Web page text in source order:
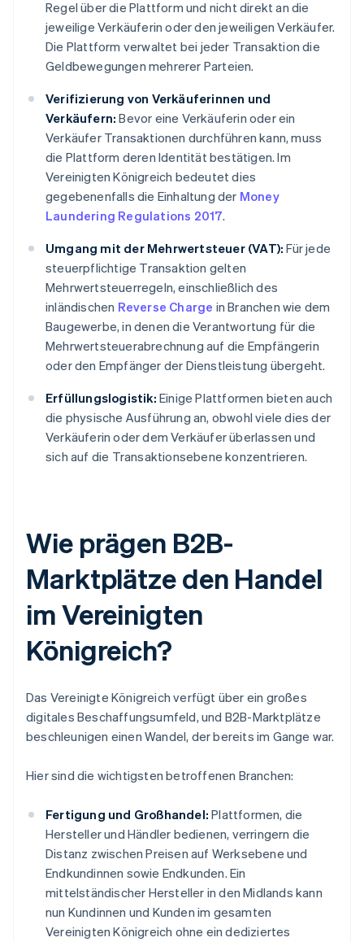
Regel über die Plattform und nicht direkt an die
jeweilige Verkäuferin oder den jeweiligen Verkäufer.
Die Plattform verwaltet bei jeder Transaktion die
Geldbewegungen mehrerer Parteien.
Verifizierung von Verkäuferinnen und
Verkäufern: Bevor eine Verkäuferin oder ein
Verkäufer Transaktionen durchführen kann, muss
die Plattform deren Identität bestätigen. Im
Vereinigten Königreich bedeutet dies
gegebenenfalls die Einhaltung der Money
Laundering Regulations 2017.
Umgang mit der Mehrwertsteuer (VAT): Für jede
steuerpflichtige Transaktion gelten
Mehrwertsteuerregeln, einschließlich des
inländischen Reverse Charge in Branchen wie dem
Baugewerbe, in denen die Verantwortung für die
Mehrwertsteuerabrechnung auf die Empfängerin
oder den Empfänger der Dienstleistung übergeht.
Erfüllungslogistik: Einige Plattformen bieten auch
die physische Ausführung an, obwohl viele dies der
Verkäuferin oder dem Verkäufer überlassen und
sich auf die Transaktionsebene konzentrieren.
Wie prägen B2B-
Marktplätze den Handel
im Vereinigten
Königreich?
Das Vereinigte Königreich verfügt über ein großes
digitales Beschaffungsumfeld, und B2B-Marktplätze
beschleunigen einen Wandel, der bereits im Gange war.
Hier sind die wichtigsten betroffenen Branchen:
Fertigung und Großhandel: Plattformen, die
Hersteller und Händler bedienen, verringern die
Distanz zwischen Preisen auf Werksebene und
Endkundinnen sowie Endkunden. Ein
mittelständischer Hersteller in den Midlands kann
nun Kundinnen und Kunden im gesamten
Vereinigten Königreich ohne ein dediziertes